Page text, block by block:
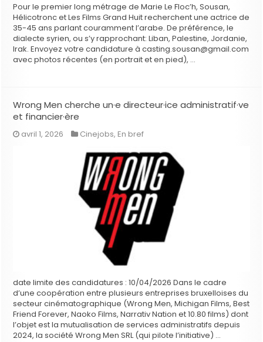
Pour le premier long métrage de Marie Le Floc’h, Sousan,
Hélicotronc et Les Films Grand Huit recherchent une actrice de
35-45 ans parlant couramment l’arabe. De préférence, le
dialecte syrien, ou s’y rapprochant: Liban, Palestine, Jordanie,
Irak. Envoyez votre candidature à casting.sousan@gmail.com
avec photos récentes (en portrait et en pied), …
Wrong Men cherche un·e directeur·ice administratif·ve
et financier·ère
avril 1, 2026 Cinejobs, En bref
date limite des candidatures : 10/04/2026 Dans le cadre
d’une coopération entre plusieurs entreprises bruxelloises du
secteur cinématographique (Wrong Men, Michigan Films, Best
Friend Forever, Naoko Films, Narrativ Nation et 10.80 films) dont
l’objet est la mutualisation de services administratifs depuis
2024, la société Wrong Men SRL (qui pilote l’initiative) …